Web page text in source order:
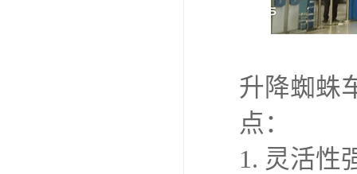
升降蜘蛛
点：
1. 灵活性